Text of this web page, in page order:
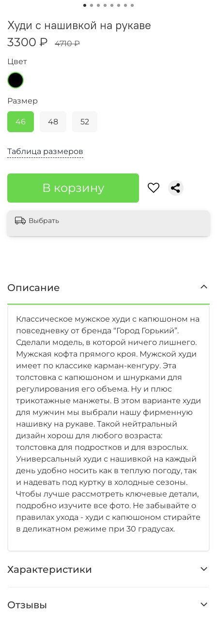
Худи с нашивкой на рукаве
3300 ₽ 4710 ₽
Таблица размеров
В корзину
Цвет
Размер
46 48 52
Выбрать
Описание
Классическое мужское худи с капюшоном на
повседневку от бренда “Город Горький”.
Сделали модель, в которой ничего лишнего.
Мужская кофта прямого кроя. Мужской худи
имеет по классике карман-кенгуру. Эта
толстовка с капюшоном и шнурками для
регулирования его объема. Ну и плюс
трикотажные манжеты. В этом варианте худи
для мужчин мы выбрали нашу фирменную
нашивку на рукаве. Такой нейтральный
дизайн хорош для любого возраста:
толстовка для подростков и для взрослых.
Универсальный худи с нашивкой на каждый
день удобно носить как в теплую погоду, так
и надевать под куртку в холодные сезоны.
Чтобы лучше рассмотреть ключевые детали,
подробно изучите все фото. Не забывайте о
правилах ухода - худи с капюшоном стирайте
в деликатном режиме при 30 градусах.
Характеристики
Отзывы